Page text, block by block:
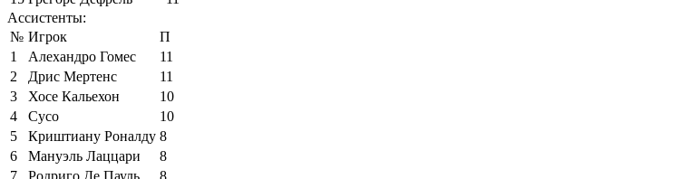
Ассистенты:
№ Игрок
П
1
Алехандро Гомес
11
2
Дрис Мертенс
11
3
Хосе Кальехон
10
4
Сусо
10
5
Криштиану Роналду 8
6
Мануэль Лаццари
8
7
Родриго Де Пауль
8